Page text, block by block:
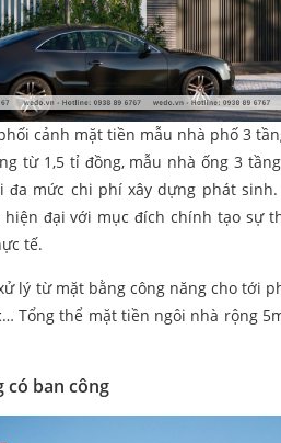
cảnh mặt tiền mẫu nhà phố 3
từ 1,5 tỉ đồng, mẫu nhà ống 3
mức chi phí xây dựng phát sinh.
đại với mục đích chính tạo sự
tế.
lý từ mặt bằng công năng cho tới
… Tổng thể mặt tiền ngôi nhà rộng
có ban công